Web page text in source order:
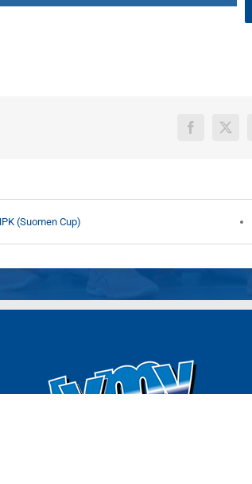
Facebook
X
(Suomen Cup)